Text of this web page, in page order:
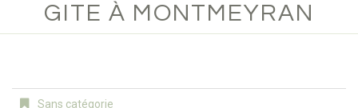
GITE À MONTMEYRAN
Sans catégorie